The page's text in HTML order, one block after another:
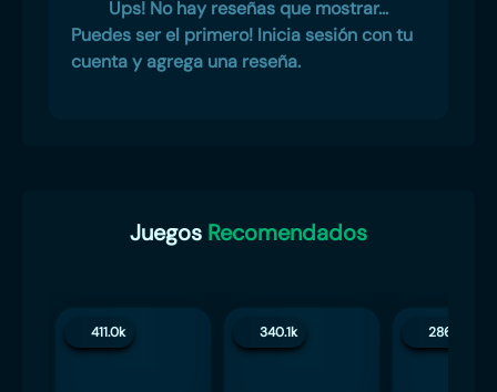
Ups! No hay reseñas que mostrar...
Puedes ser el primero! Inicia sesión con tu
cuenta y agrega una reseña.
Juegos Recomendados
411.0k 340.1k 286.4k